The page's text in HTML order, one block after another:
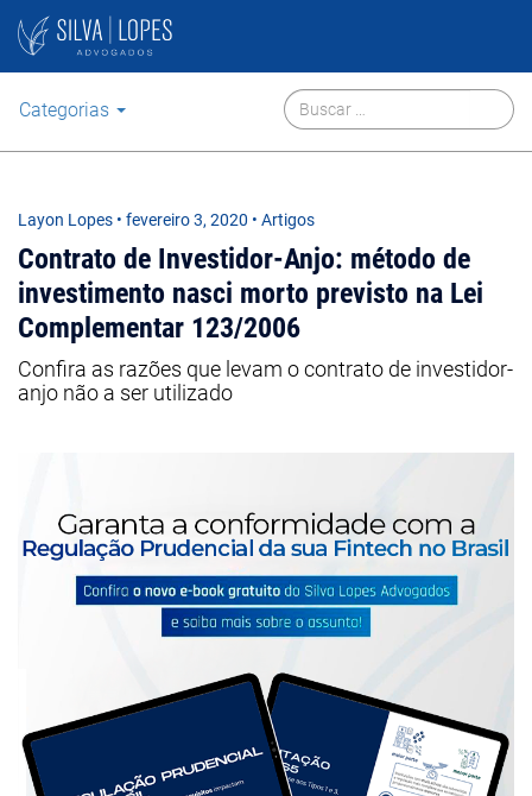
Categorias
Layon Lopes • fevereiro 3, 2020 • Artigos
Contrato de Investidor-Anjo: método de
investimento nasci morto previsto na Lei
Complementar 123/2006
Confira as razões que levam o contrato de investidor-
anjo não a ser utilizado